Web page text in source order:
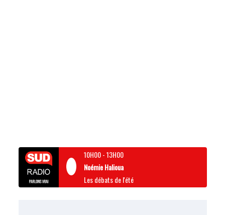
10H00-13H00
Noémie Halioua
Les débats de l'été